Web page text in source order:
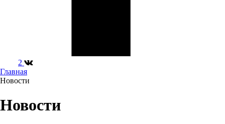
2
Главная
Новости
Новости